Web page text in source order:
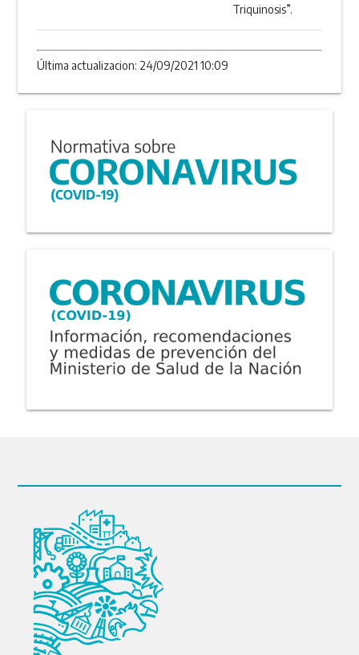
Triquinosis”.
Última actualizacion: 24/09/2021 10:09